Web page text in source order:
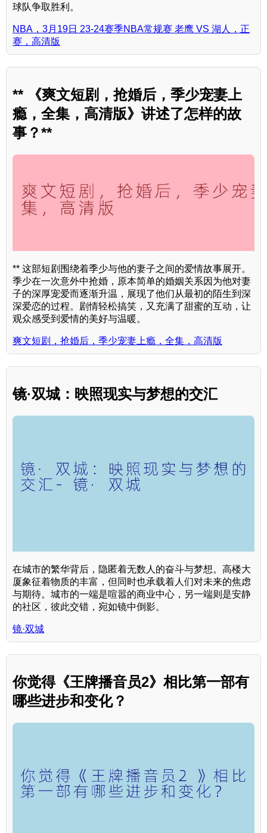
球队争取胜利。
NBA，3月19日 23-24赛季NBA常规赛 老鹰 VS 湖人，正
赛，高清版
** 《爽文短剧，抢婚后，季少宠妻上
瘾，全集，高清版》讲述了怎样的故
事？**
** 这部短剧围绕着季少与他的妻子之间的爱情故事展开。
季少在一次意外中抢婚，原本简单的婚姻关系因为他对妻
子的深厚宠爱而逐渐升温，展现了他们从最初的陌生到深
深爱恋的过程。剧情轻松搞笑，又充满了甜蜜的互动，让
观众感受到爱情的美好与温暖。
爽文短剧，抢婚后，季少宠妻上瘾，全集，高清版
镜·双城：映照现实与梦想的交汇
在城市的繁华背后，隐匿着无数人的奋斗与梦想。高楼大
厦象征着物质的丰富，但同时也承载着人们对未来的焦虑
与期待。城市的一端是喧嚣的商业中心，另一端则是安静
的社区，彼此交错，宛如镜中倒影。
镜·双城
你觉得《王牌播音员2》相比第一部有
哪些进步和变化？